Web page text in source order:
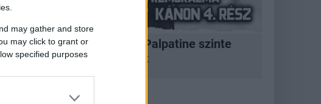
may gather and store
may click to grant or
specified purposes
A korszak, amikor Palpatine szinte
bármit megtehetett